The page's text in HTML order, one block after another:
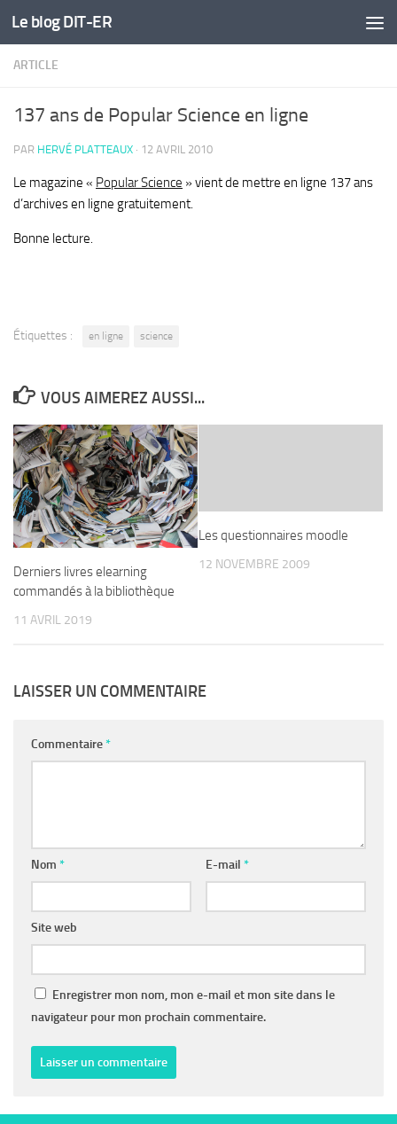
Skip to content
Le blog DIT-ER
ARTICLE
137 ans de Popular Science en ligne
PAR HERVÉ PLATTEAUX · 12 AVRIL 2010
Le magazine « Popular Science » vient de mettre en ligne 137 ans
d’archives en ligne gratuitement.
Bonne lecture.
Étiquettes : en ligne science
VOUS AIMEREZ AUSSI...
Derniers livres elearning
commandés à la bibliothèque
11 AVRIL 2019
Les questionnaires moodle
12 NOVEMBRE 2009
LAISSER UN COMMENTAIRE
Commentaire*
Nom * E-mail *
Site web
Enregistrer mon nom, mon e-mail et mon site dans le
navigateur pour mon prochain commentaire.